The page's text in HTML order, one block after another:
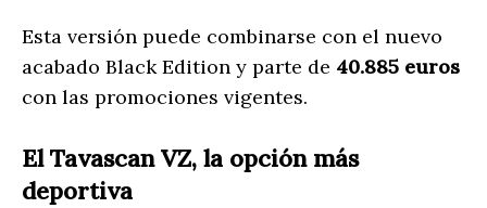
Esta versión puede combinarse con el nuevo
acabado Black Edition y parte de 40.885 euros
con las promociones vigentes.
El Tavascan VZ, la opción más
deportiva